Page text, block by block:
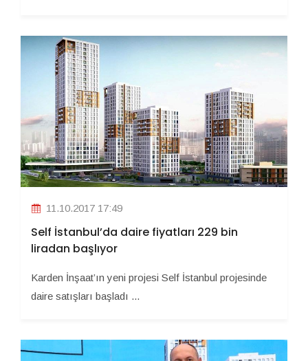
11.10.2017 17:49
Self İstanbul’da daire fiyatları 229 bin
liradan başlıyor
Karden İnşaat’ın yeni projesi Self İstanbul projesinde
daire satışları başladı ...